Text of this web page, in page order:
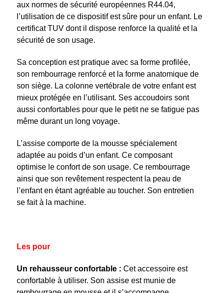
aux normes de sécurité européennes R44.04,
l’utilisation de ce dispositif est sûre pour un enfant. Le
certificat TUV dont il dispose renforce la qualité et la
sécurité de son usage.
Sa conception est pratique avec sa forme profilée,
son rembourrage renforcé et la forme anatomique de
son siège. La colonne vertébrale de votre enfant est
mieux protégée en l’utilisant. Ses accoudoirs sont
aussi confortables pour que le petit ne se fatigue pas
même durant un long voyage.
L’assise comporte de la mousse spécialement
adaptée au poids d’un enfant. Ce composant
optimise le confort de son usage. Ce rembourrage
ainsi que son revêtement respectent la peau de
l’enfant en étant agréable au toucher. Son entretien
se fait à la machine.
Les pour
Un rehausseur confortable : Cet accessoire est
confortable à utiliser. Son assise est munie de